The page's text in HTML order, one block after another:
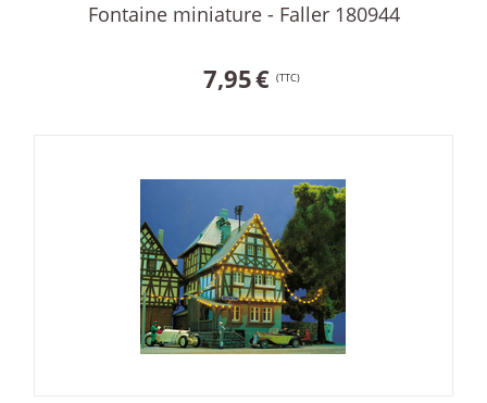
Fontaine miniature - Faller 180944
7,95€ (TTC)